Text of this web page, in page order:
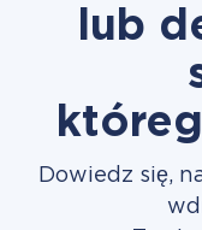
lub
Dowiedz się,